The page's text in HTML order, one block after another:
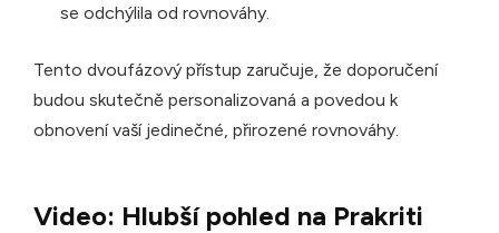
se odchýlila od rovnováhy.
Tento dvoufázový přístup zaručuje, že doporučení
budou skutečně personalizovaná a povedou k
obnovení vaší jedinečné, přirozené rovnováhy.
Video: Hlubší pohled na Prakriti